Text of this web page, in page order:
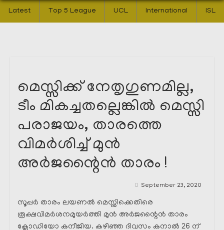
Latest Top 5 League UCL International ISL
മെസ്സിക്ക് നേതൃഗുണമില്ല,
ടീം മികച്ചതല്ലെങ്കിൽ മെസ്സി
പരാജയം, താരത്തെ
വിമർശിച്ച് മുൻ
അർജന്റൈൻ താരം !
September 23, 2020
സൂപ്പർ താരം ലയണൽ മെസ്സിക്കെതിരെ
രൂക്ഷവിമർശനമുയർത്തി മുൻ അർജന്റൈൻ താരം
ക്ലോഡിയോ കനീജിയ. കഴിഞ്ഞ ദിവസം കനാൽ 26 ന്